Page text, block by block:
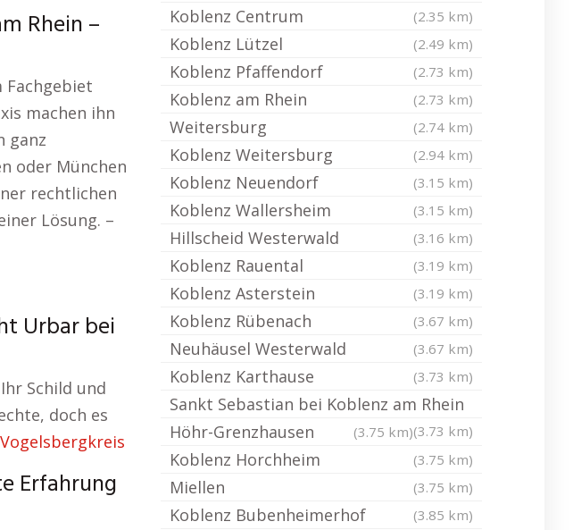
Rhein –
Fachgebiet
machen ihn
ganz
oder München
rechtlichen
Lösung. –
Urbar bei
Schild und
doch es
Erfahrung
Koblenz Centrum (2.35 km)
Koblenz Lützel (2.49 km)
Koblenz Pfaffendorf (2.73 km)
Koblenz am Rhein (2.73 km)
Weitersburg (2.74 km)
Koblenz Weitersburg (2.94 km)
Koblenz Neuendorf (3.15 km)
Koblenz Wallersheim (3.15 km)
Hillscheid Westerwald (3.16 km)
Koblenz Rauental (3.19 km)
Koblenz Asterstein (3.19 km)
Koblenz Rübenach (3.67 km)
Neuhäusel Westerwald (3.67 km)
Koblenz Karthause (3.73 km)
Sankt Sebastian bei Koblenz am Rhein
(3.73 km)
Höhr-Grenzhausen (3.75 km)
Koblenz Horchheim (3.75 km)
Miellen (3.75 km)
Koblenz Bubenheimerhof (3.85 km)